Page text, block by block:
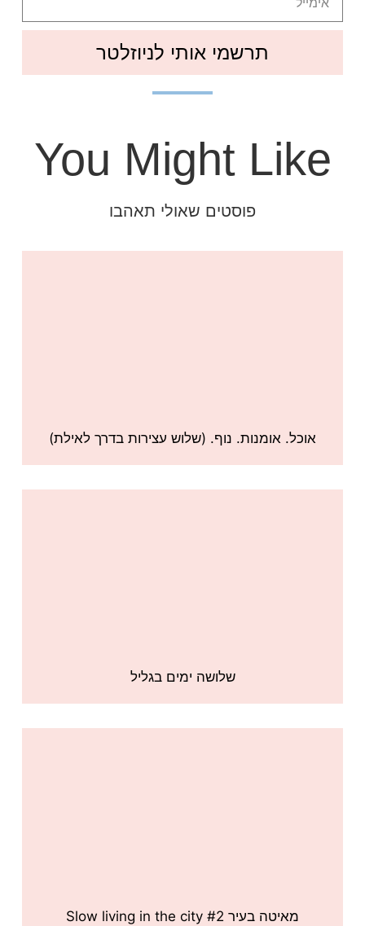
תרשמי אותי לניוזלטר
You Might Like
פוסטים שאולי תאהבו
אוכל. אומנות. נוף. (שלוש עצירות בדרך לאילת)
שלושה ימים בגליל
מאיטה בעיר #2 Slow living in the city